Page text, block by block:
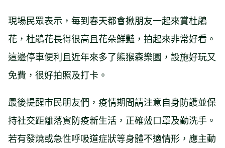
現場民眾表示，每到春天都會揪朋友一起來賞杜鵑
花，杜鵑花長得很高且花朵鮮豔，拍起來非常好看。
這邊停車便利且近年來多了熊猴森樂園，設施好玩又
免費，很好拍照及打卡。
最後提醒市民朋友們，疫情期間請注意自身防護並保
持社交距離落實防疫新生活，正確戴口罩及勤洗手。
若有發燒或急性呼吸道症狀等身體不適情形，應主動